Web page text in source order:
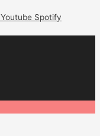
Youtube Spotify